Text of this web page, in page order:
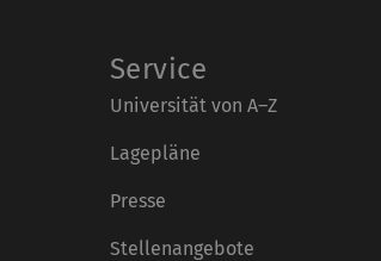
Service
Universität von A–Z
Lagepläne
Presse
Stellenangebote